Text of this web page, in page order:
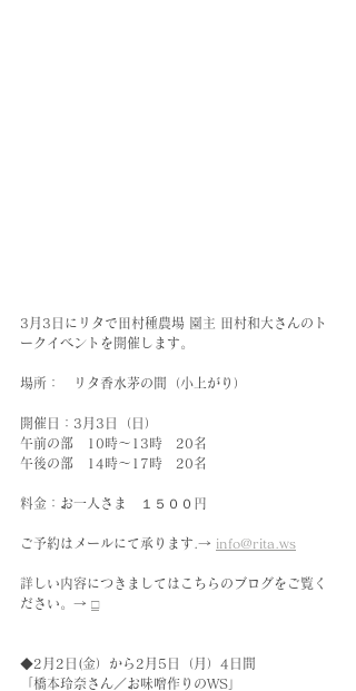
3月3日にリタで田村種農場 園主 田村和大さんのト
ークイベントを開催します。
場所：　リタ香水茅の間（小上がり）
開催日：3月3日（日）
午前の部　10時〜13時　20名
午後の部　14時〜17時　20名
料金：お一人さま　１５００円
ご予約はメールにて承ります.→ info@rita.ws
詳しい内容につきましてはこちらのブログをご覧く
ださい。→ □
◆2月2日(金）から2月5日（月）4日間
「橋本玲奈さん／お味噌作りのWS」